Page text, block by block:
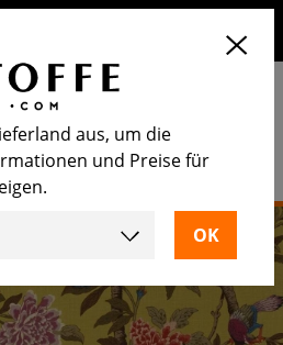
aus, um die
und Preise für